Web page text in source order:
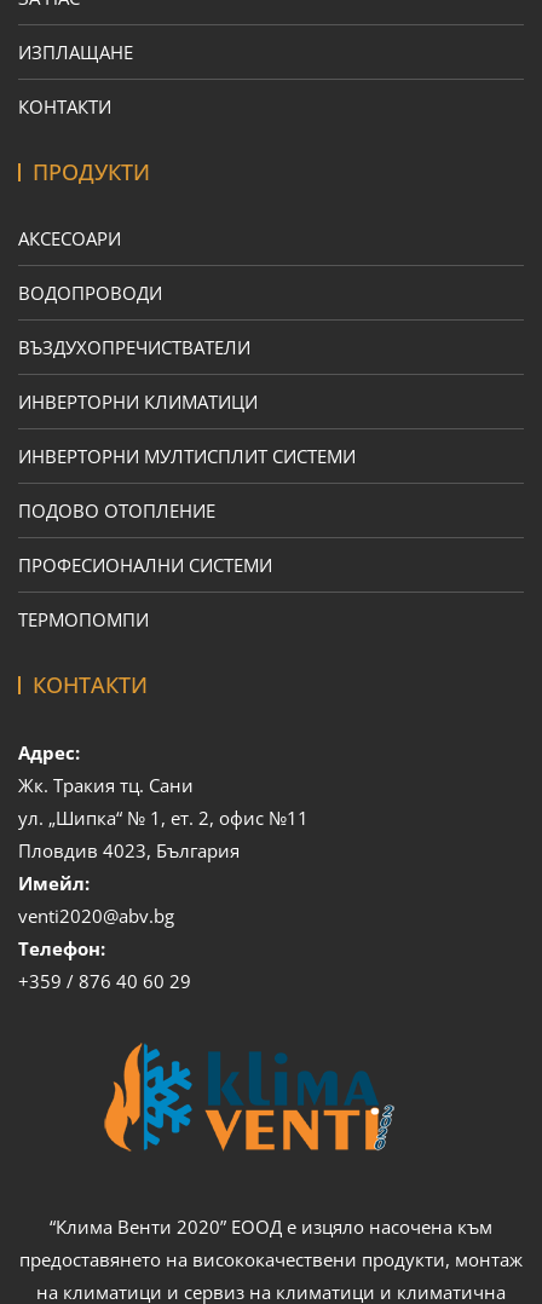
ИЗПЛАЩАНЕ
КОНТАКТИ
ПРОДУКТИ
АКСЕСОАРИ
ВОДОПРОВОДИ
ВЪЗДУХОПРЕЧИСТВАТЕЛИ
ИНВЕРТОРНИ КЛИМАТИЦИ
ИНВЕРТОРНИ МУЛТИСПЛИТ СИСТЕМИ
ПОДОВО ОТОПЛЕНИЕ
ПРОФЕСИОНАЛНИ СИСТЕМИ
ТЕРМОПОМПИ
КОНТАКТИ
Адрес:
Жк. Тракия тц. Сани
ул. „Шипка“ № 1, ет. 2, офис №11
Пловдив 4023, България
Имейл:
venti2020@abv.bg
Телефон:
+359 / 876 40 60 29
“Клима Венти 2020” ЕООД е изцяло насочена към
предоставянето на висококачествени продукти, монтаж
на климатици и сервиз на климатици и климатична